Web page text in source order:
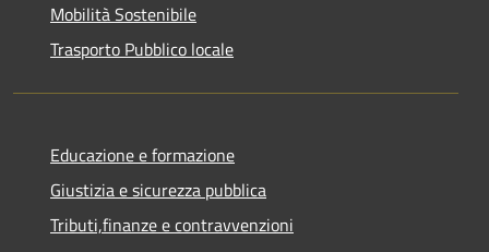
Mobilità Sostenibile
Trasporto Pubblico locale
Educazione e formazione
Giustizia e sicurezza pubblica
Tributi,finanze e contravvenzioni